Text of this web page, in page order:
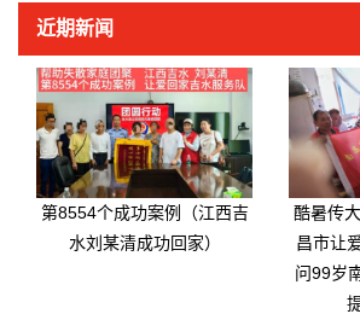
近期新闻
第8554个成功案例（江西吉
水刘某清成功回家）
酷暑传
昌市让
问99岁